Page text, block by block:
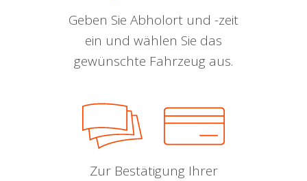
Geben Sie Abholort und -zeit
ein und wählen Sie das
gewünschte Fahrzeug aus.
Zur Bestätigung Ihrer